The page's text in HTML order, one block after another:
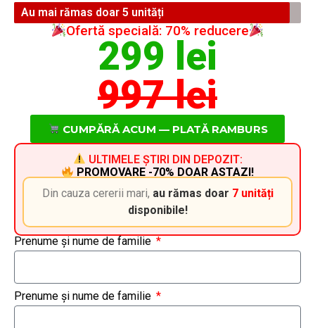
Au mai rămas doar 5 unități
Ofertă specială: 70% reducere
299 lei
997 lei
CUMPĂRĂ ACUM — PLATĂ RAMBURS
ULTIMELE ȘTIRI DIN DEPOZIT:
PROMOVARE -70% DOAR ASTAZI!
Din cauza cererii mari, au rămas doar 7 unități
disponibile!
Prenume și nume de familie
Prenume și nume de familie